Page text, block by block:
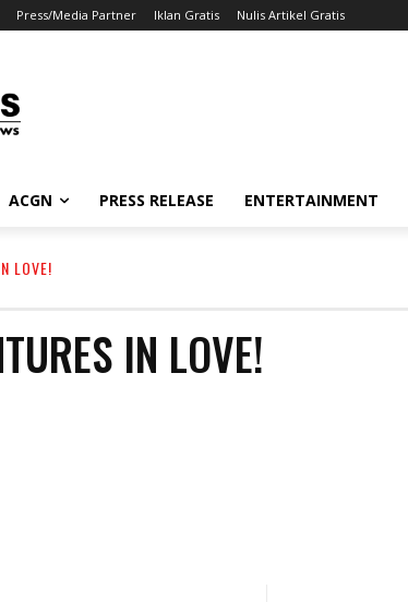
Press/Media Partner Iklan Gratis Nulis Artikel Gratis
ACGN PRESS RELEASE ENTERTAINMENT
LOVE!
IN LOVE!